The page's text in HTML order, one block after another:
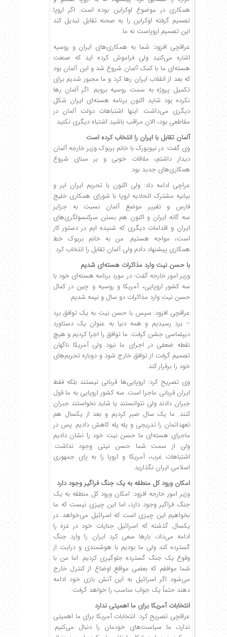
همکاری در موضوع اوکراین بوده است. اگر اروپا
تصمیم گرفته اوکراین را به صحنه تقابل تبدیل کند
این تصمیم اروپاست نه ما.
عراقچی افزود: شما به همکاری‌های ایران و روسیه
اشاره می‌کنید ولی فراموش کرده اید که صنعت
هسته‌ای ما با کمک آلمان شروع شد و این آلمان بود
که بعد از انقلاب ایران رها کرد و ما مجبور شدیم برای
تکمیل پروژه به سمت روسیه برویم. اگر آلمان رها
نکرده بود شاید اکنون برنامه هسته‌ای ایران شکل
دیگری می‌داشت. اینها اشتباهات دولت آلمان در
مقاطعی بود، الان مراقب باشید اشتباه دیگری نکنید.
آلمان تقابل با ایران را انتخاب کرده است
وی گفت: در نیویورک با خانم بربوک وزیر خارجه آلمان
دیدار داشتم، ملاقات خوبی و بر مبنای شروع
همکاری‌های جدید بود.
عراچی ادامه داد: ولی اکنون با تحریم ایران ایر و
بیانیه مشترک اتحادیه اروپا با شورای همکاری خلیج
فارس و تغییر موضع آلمان نسبت به جزایر
سه گانه ایران و اکنون هم بستن سرکنسولگری‌های
ایران و اقدامات دیگری که شنیده ایم در دستور کار
است، مواجه هستیم. من به خانم بربوک خط
همکاری پیشنهاد دادم ولی آلمان تقابل را انتخاب کرد.
با حسن نیت وارد مذاکرات هسته‌ای شدیم
وزیر امور خارجه گفت: در مورد برنامه هسته‌ای خود با
سه کشور اروپایی، آمریکا و روسیه و چین در کمال
حسن نیت وارد مذاکرات دو سال و نیمه شدیم.
عراقچی افزود: سپس با حسن نیت به یک توافق برد
– برد رسیدیم و همه دنیا به عنوان یک دستاورد
دیپلماسی جشن گرفت. ما توافق را اجرا کردیم و هیچ
نقطه ضعفی در اجرای ما نبود ولی آمریکا ناگهان
تصمیم گرفت از توافق خارج شود و دوباره تحریم‌های
خود را برقرار کند.
وی تصریح کرد: اروپایی‌ها قربانی نیستند بلکه فقط
ایران قربانی ماجرا است. سه کشور اروپایی به ما قول
جبران دادند ولی نتوانستند یا شاید نخواستند جبران
کنند. ما یک سال صبر کردیم و بعد از یکسال هم
تعهداتمان را تدریجی و پله پله کاهش دادیم. پس در
ماجرای هسته‌ای ما حسن نیت خود را نشان دادیم
ولی از سمت شما حسن نیتی وجود نداشت.
اشتباهات غرب، آمریکا و اروپا را به پای جمهوری
اسلامی ایران نگذارید.
امکان ورود کل منطقه به یک جنگ فراگیر وجود دارد
وزیر امور خارجه افزود: امکان ورود کل منطقه به یک
جنگ فراگیر وجود دارد، اما این چیزی نیست که ما
بخواهیم این چیزی است که اسرائیل می‌خواهد. در
یکسال گذشته که اسرائیل جنایات خود در غزه را
ادامه می‌داد، بارها سعی کرد ایران را وارد جنگ
گسترده کند ولی ما بودیم با هوشمندی و درایت از
وقوع یک جنگ گسترده جلوگیری کردیم. اما من با
شما موافقم که بعضی مواقع اوضاع از کنترل خارج
می‌شود اگر اسرائیل به این آتش بازی خود ادامه
دهند حتماً یک جواب مناسب را خواهد گرفت.
انتخابات آمریکا برای ما اهمیتی ندارد
عراقچی تصریح کرد: انتخابات آمریکا برای ما اهمیتی
ندارد، ما سیاست‌های خودمان را دنبال می‌کنیم.